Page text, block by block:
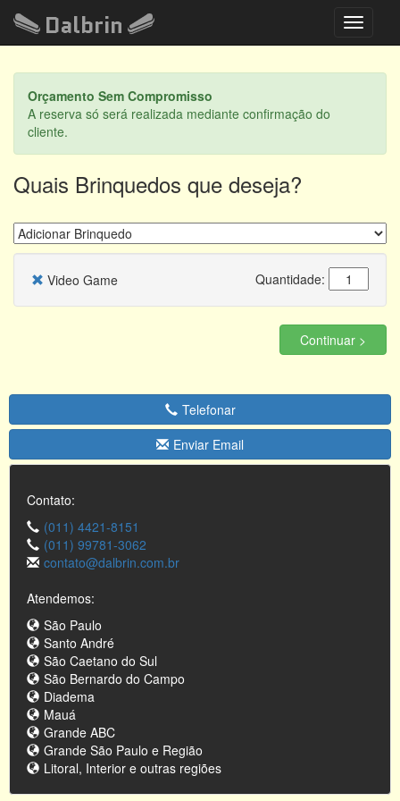
Toggle
Dalbrin
Orçamento Sem Compromisso
A reserva só será realizada mediante confirmação do
cliente.
Quais Brinquedos que deseja?
Video Game Quantidade:
Continuar >
Telefonar
Enviar Email
Contato:
(011) 4421-8151
(011) 99781-3062
contato@dalbrin.com.br
Atendemos:
São Paulo
Santo André
São Caetano do Sul
São Bernardo do Campo
Diadema
Mauá
Grande ABC
Grande São Paulo e Região
Litoral, Interior e outras regiões